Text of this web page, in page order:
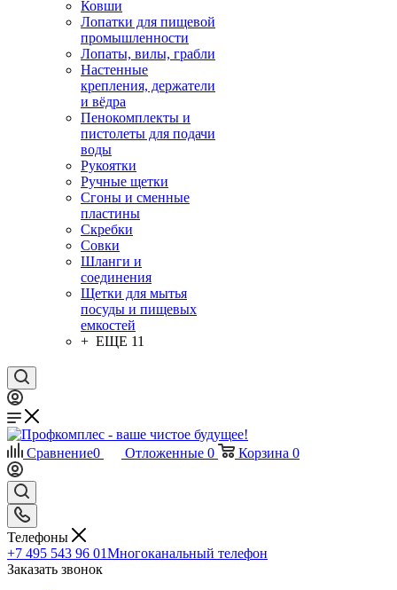
Ковши
Лопатки для пищевой
промышленности
Лопаты, вилы, грабли
Настенные
крепления, держатели
и вёдра
Пенокомплекты и
пистолеты для подачи
воды
Рукоятки
Ручные щетки
Сгоны и сменные
пластины
Скребки
Совки
Шланги и
соединения
Щетки для мытья
посуды и пищевых
емкостей
+ ЕЩЕ 11
Сравнение0 Отложенные 0 Корзина 0
Телефоны
+7 495 543 96 01Многоканальный телефон
Заказать звонок